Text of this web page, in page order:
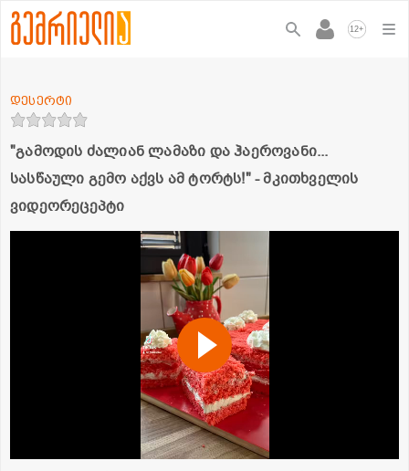
12+
"გამოდის ძალიან ლამაზი და ჰაეროვანი...
სასწაული გემო აქვს ამ ტორტს!" - მკითხველის
ვიდეორეცეპტი
დესერტი